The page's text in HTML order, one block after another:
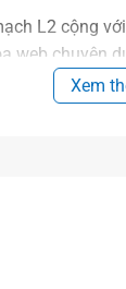
L2 cộng
chuyên
đoán cáp
Xem